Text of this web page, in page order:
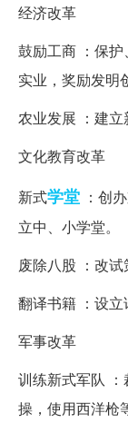
经济改革
鼓励工商 ：保
实业，奖励发明
农业发展 ：建立
文化教育改革
新式学堂 ：创
立中、小学堂。
废除八股 ：改试
翻译书籍 ：设立
军事改革
训练新式军队
操，使用西洋枪